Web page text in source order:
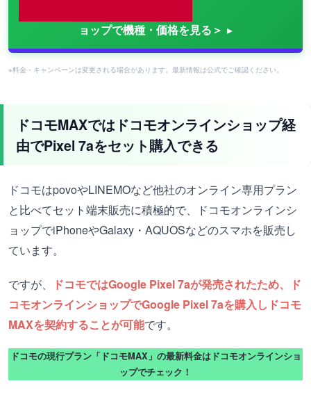
ョップで機種・価格を見る＞
※料金・キャンペーンは変更される場合があります。最新情報は公式でご確認ください。
ドコモMAXではドコモオンラインショップ経
由でPixel 7aをセット購入できる
ドコモはpovoやLINEMOなど他社のオンライン専用プラン
と比べてセット端末販売に積極的で、ドコモオンラインシ
ョップでiPhoneやGalaxy・AQUOSなどのスマホを販売し
ています。
ですが、
ドコモではGoogle Pixel 7aが発売されたため、ド
コモオンラインショップでGoogle Pixel 7aを購入しドコモ
MAXを契約することが可能です。
ドコモの現行プラン「ドコモMAX」の最新料金はドコモオンラインショ
ップでチェック！